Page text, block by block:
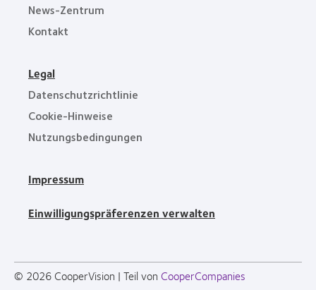
News-Zentrum
Kontakt
Legal
Datenschutzrichtlinie
Cookie-Hinweise
Nutzungsbedingungen
Impressum
Einwilligungspräferenzen verwalten
© 2026 CooperVision | Teil von CooperCompanies